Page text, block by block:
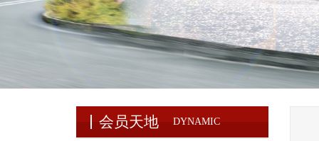
会员天地 DYNAMIC